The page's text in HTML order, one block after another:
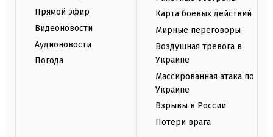
Прямой эфир
Видеоновости
Аудионовости
Погода
Карта боевых действий
Мирные переговоры
Воздушная тревога в
Украине
Массированная атака по
Украине
Взрывы в России
Потери врага